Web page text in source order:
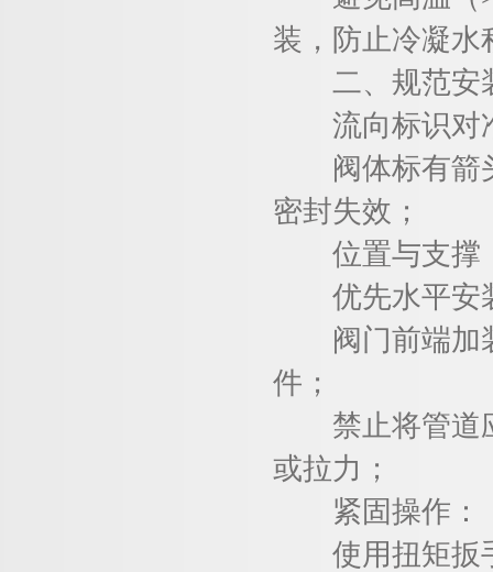
装，防止冷凝水
二、规范安
流向标识对
阀体标有箭头
密封失效；
位置与支撑
优先水平安装
阀门前端加装
件；
禁止将管道应
或拉力；
紧固操作：
使用扭矩扳手